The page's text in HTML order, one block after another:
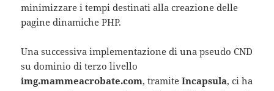
minimizzare i tempi destinati alla creazione delle
pagine dinamiche PHP.
Una successiva implementazione di una pseudo CND
su dominio di terzo livello
img.mammeacrobate.com, tramiteIncapsula, ci ha